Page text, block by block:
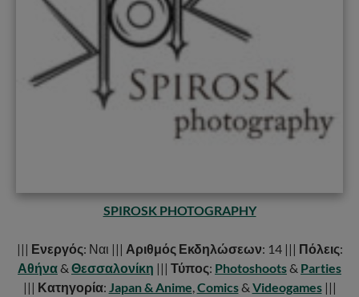
SPIROSK PHOTOGRAPHY
||| Ενεργός: Ναι ||| Αριθμός Εκδηλώσεων: 14 ||| Πόλεις:
Αθήνα& Θεσσαλονίκη ||| Τύπος: Photoshoots& Parties
||| Κατηγορία: Japan & Anime Comics& Videogames|||